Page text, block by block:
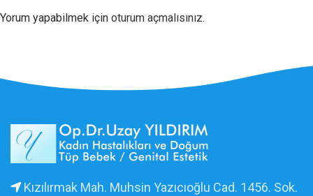
Yorum yapabilmek için oturum açmalısınız.
Kızılırmak Mah. Muhsin Yazıcıoğlu Cad. 1456. Sok.